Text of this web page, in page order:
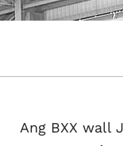
Ang BXX wall